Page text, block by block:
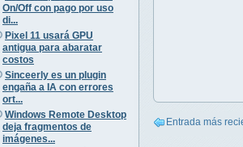
On/Off con pago por uso
di...
Pixel 11 usará GPU
antigua para abaratar
costos
Sinceerly es un plugin
engaña a IA con errores
ort...
Windows Remote Desktop
deja fragmentos de
imágenes...
Entrada más